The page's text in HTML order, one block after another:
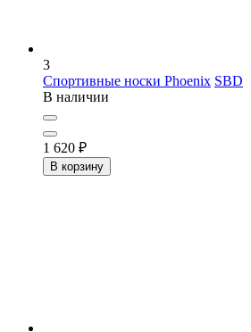
3
Спортивные носки Phoenix SBD
В наличии
1 620 ₽
В корзину